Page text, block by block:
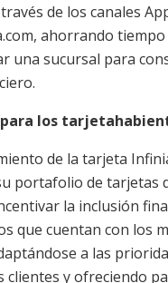
de los canales
ahorrando
una sucursal para
para los
de la tarjeta
portafolio de tarjetas
la inclusión
que cuentan con los
a las
clientes y ofreciendo